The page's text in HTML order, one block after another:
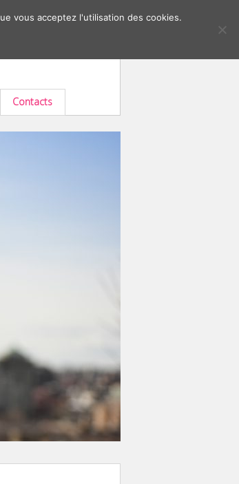
Contacts
vous acceptez l'utilisation des cookies.